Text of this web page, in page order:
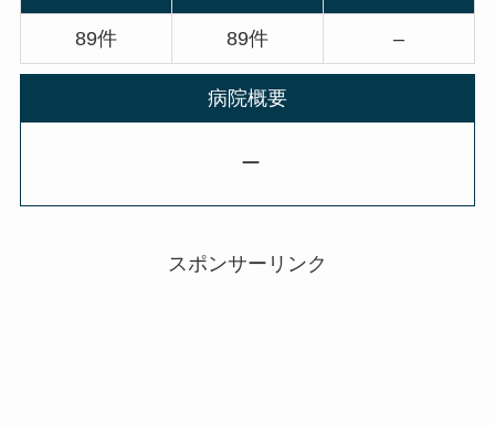
89件 89件 –
病院概要
ー
スポンサーリンク